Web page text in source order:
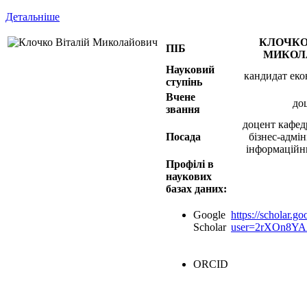
Детальніше
ПІБ
КЛОЧКО
Науковий
ступінь
кандидат
Вчене
звання
Посада
доцент
бізнес-
Профілі в
наукових
базах даних:
Google
Scholar
https://
ORCID